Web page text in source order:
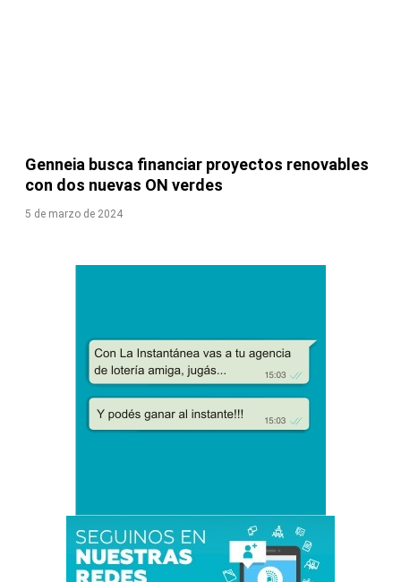
Genneia busca financiar proyectos renovables
con dos nuevas ON verdes
5 de marzo de 2024